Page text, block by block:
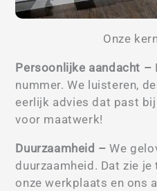
Onze
Persoonlijke aandacht –
nummer. We luisteren,
eerlijk advies dat past
voor maatwerk!
Duurzaamheid –We
duurzaamheid. Dat zie
onze werkplaats en ons